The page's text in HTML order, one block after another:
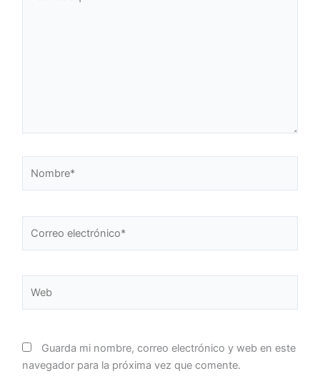
electrónico*
Guarda mi nombre, correo electrónico y web en este
navegador para la próxima vez que comente.